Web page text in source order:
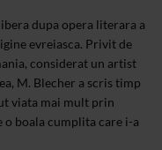
dupa opera literara a
evreiasca. Privit de
considerat un artist
M. Blecher a scris timp
viata mai mult prin
o boala cumplita care i-a